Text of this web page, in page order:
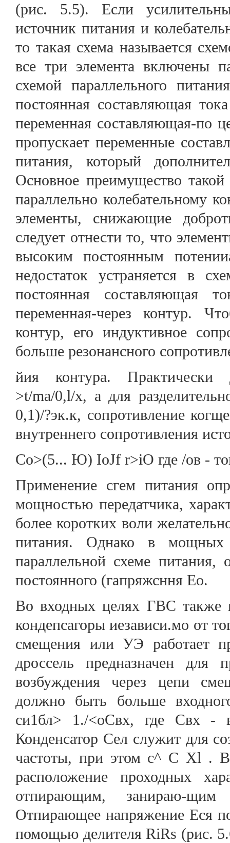
(рис. 5.5). Если
источник питания и
то такая схема называется
все три элемента включены
схемой параллельного
постоянная составляющая
переменная составляющая-по
пропускает переменные
питания, который
Основное преимущество
параллельно колебательному
элементы, снижающие
следует отнести то, что
высоким постоянным
недостаток устраняется в
постоянная составляющая
переменная-через контур.
контур, его индуктивное
больше резонансного
йия контура. Практически
>t/ma/0,l/x, а для
0,1)/?эк.к, сопротивление
внутреннего сопротивления
Со>(5... Ю) IoJf r>iO где /ов -
Применение сгем питания
мощностью передатчика,
более коротких воли
питания. Однако в мощных
параллельной схеме питания,
постоянного (гапряжсння Ео.
Во входных целях ГВС также
кондепсагоры иезависи.мо от
смещения или УЭ работает
дроссель предназначен для
возбуждения через цепи
должно быть больше
си1бл> 1./<оСвх, где Свх -
Конденсатор Сел служит для
частоты, при этом с^ С Xl .
расположение проходных
отпирающим, занираю-
Отпирающее напряжение Еся
помощью делителя RiRs (рис.